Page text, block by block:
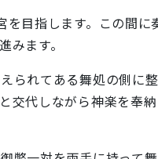
目指します。この間に
ます。
られてある舞処の側に
代しながら神楽を奉